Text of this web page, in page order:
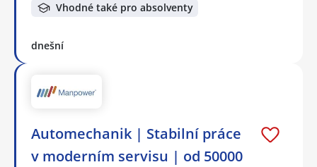
Vhodné také pro absolventy
dnešní
Automechanik | Stabilní práce
v moderním servisu | od 50000